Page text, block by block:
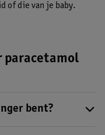
of die van je baby.
paracetamol
bent?